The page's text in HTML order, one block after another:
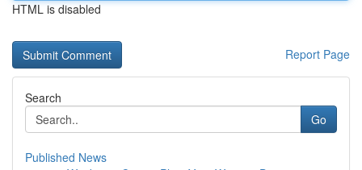
HTML is disabled
Report Page
Search
Go
Published News